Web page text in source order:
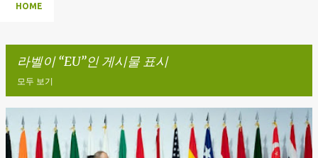
HOME
라벨이 EU 인 게시물 표시
모두 보기
글